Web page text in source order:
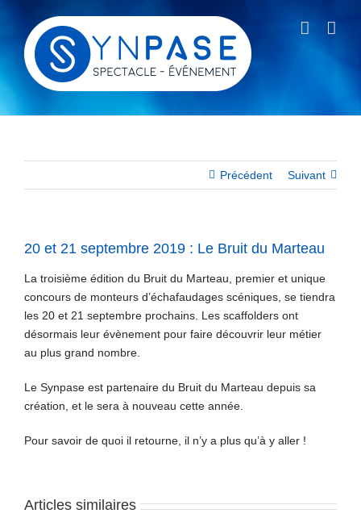
contenu
Précédent Suivant
20 et 21 septembre 2019 : Le Bruit du Marteau
La troisième édition du Bruit du Marteau, premier et unique
concours de monteurs d’échafaudages scéniques, se tiendra
les 20 et 21 septembre prochains. Les scaffolders ont
désormais leur évènement pour faire découvrir leur métier
au plus grand nombre.
Le Synpase est partenaire du Bruit du Marteau depuis sa
création, et le sera à nouveau cette année.
Pour savoir de quoi il retourne, il n’y a plus qu’à y aller !
Articles similaires